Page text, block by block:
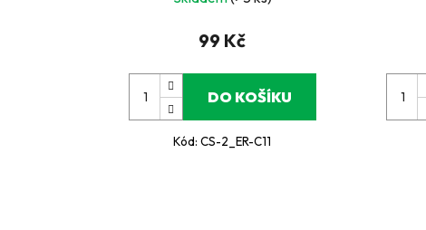
99 Kč
DO KOŠÍKU
Kód:CS-2_ER-C11